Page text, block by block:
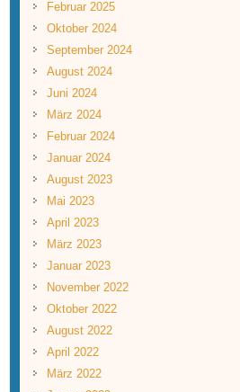
Februar 2025
Oktober 2024
September 2024
August 2024
Juni 2024
März 2024
Februar 2024
Januar 2024
August 2023
Mai 2023
April 2023
März 2023
Januar 2023
November 2022
Oktober 2022
August 2022
April 2022
März 2022